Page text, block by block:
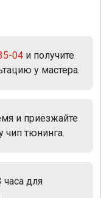
04 и получите
у мастера.
и приезжайте
чип тюнинга.
часа для